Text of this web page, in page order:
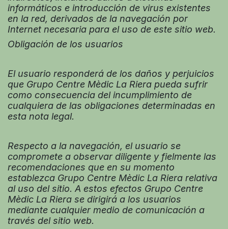
informáticos e introducción de virus existentes
en la red, derivados de la navegación por
Internet necesaria para el uso de este sitio web.
Obligación de los usuarios
El usuario responderá de los daños y perjuicios
que Grupo Centre Mèdic La Riera pueda sufrir
como consecuencia del incumplimiento de
cualquiera de las obligaciones determinadas en
esta nota legal.
Respecto a la navegación, el usuario se
compromete a observar diligente y fielmente las
recomendaciones que en su momento
establezca Grupo Centre Mèdic La Riera relativa
al uso del sitio. A estos efectos Grupo Centre
Mèdic La Riera se dirigirá a los usuarios
mediante cualquier medio de comunicación a
través del sitio web.